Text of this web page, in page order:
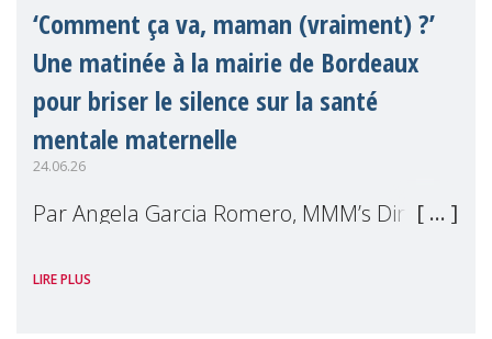
‘Comment ça va, maman (vraiment) ?’
Une matinée à la mairie de Bordeaux
pour briser le silence sur la santé
mentale maternelle
24.06.26
Par Angela Garcia Romero, MMM’s Director
vécu une matinée unique, avec le corps et
LIRE PLUS